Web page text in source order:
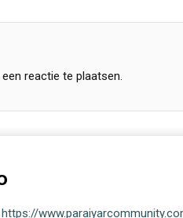
reactie te plaatsen.
https://